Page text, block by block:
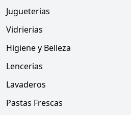
Jugueterias
Vidrierias
Higiene y Belleza
Lencerias
Lavaderos
Pastas Frescas